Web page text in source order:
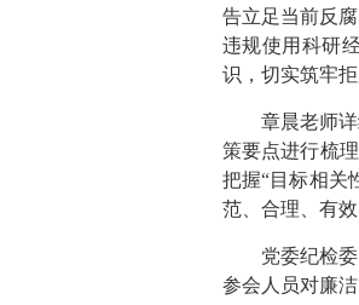
告立足当前反
违规使用科研
识，切实筑牢
章晨老师
策要点进行梳
把握“目标相关
范、合理、有效
党委纪检
参会人员对廉